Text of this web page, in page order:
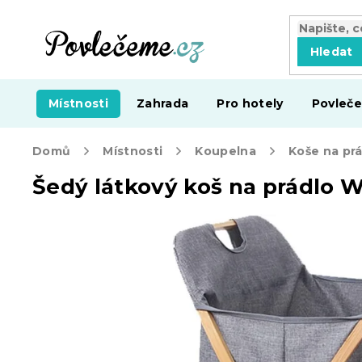
Hledat
Místnosti Zahrada Pro hotely
Domů Místnosti Koupelna Koše na
Šedý látkový koš na prádlo